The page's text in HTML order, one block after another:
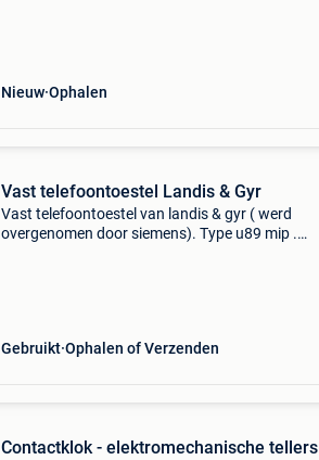
Nieuw Ophalen
Vast telefoontoestel Landis & Gyr
Vast telefoontoestel van landis & gyr ( werd
overgenomen door siemens). Type u89 mip .
Gebruikt Ophalen of Verzenden
Contactklok - elektromechanische tellers